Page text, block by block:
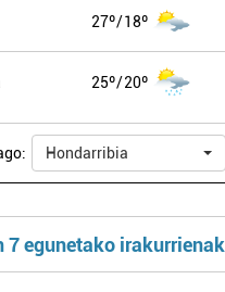
27º 18º
25º 20º
Hondarribia
7 egunetako irakurrienak